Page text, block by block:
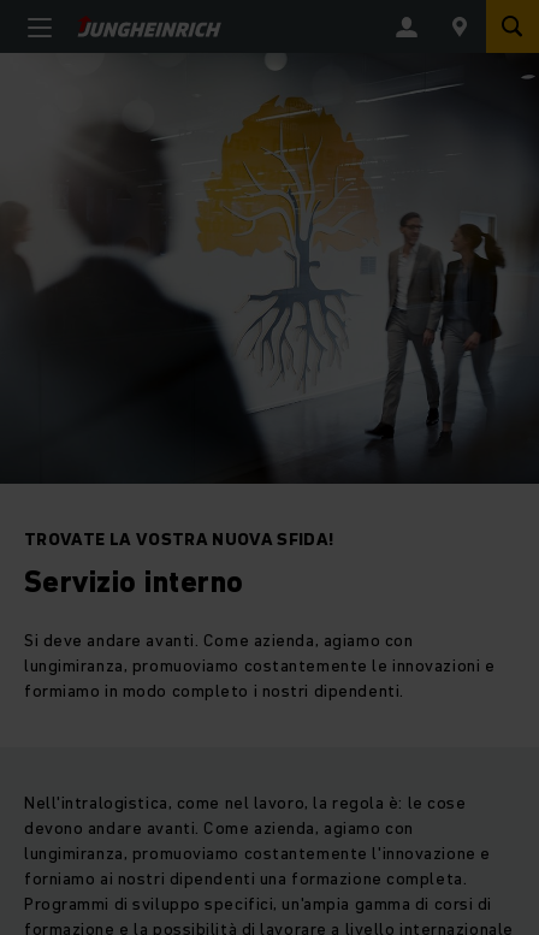
TROVATE LA VOSTRA NUOVA SFIDA!
Servizio interno
Si deve andare avanti. Come azienda, agiamo con
lungimiranza, promuoviamo costantemente le innovazioni e
formiamo in modo completo i nostri dipendenti.
Nell'intralogistica, come nel lavoro, la regola è: le cose
devono andare avanti. Come azienda, agiamo con
lungimiranza, promuoviamo costantemente l'innovazione e
forniamo ai nostri dipendenti una formazione completa.
Programmi di sviluppo specifici, un'ampia gamma di corsi di
formazione e la possibilità di lavorare a livello internazionale